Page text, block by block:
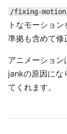
/fixing-
トなモーション
準拠も含めて修
アニメーション
jankの原因にな
てくれます。